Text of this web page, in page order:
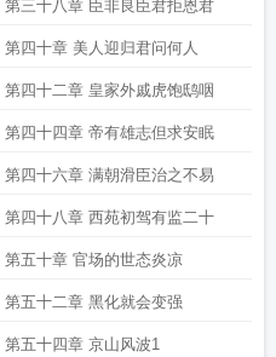
第三十八章 臣非良臣君拒恩君
第四十章 美人迎归君问何人
第四十二章 皇家外戚虎饱鸱咽
第四十四章 帝有雄志但求安眠
第四十六章 满朝滑臣治之不易
第四十八章 西苑初驾有监二十
第五十章 官场的世态炎凉
第五十二章 黑化就会变强
第五十四章 京山风波1